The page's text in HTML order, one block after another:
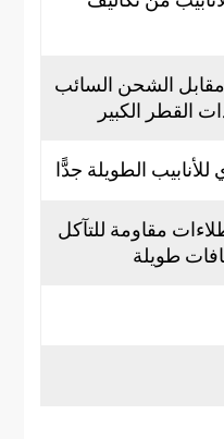
الشحن السائب
القطر الكبير
للأنابيب الطويلة جدًّا
مقاومة للتآكل
طويلة